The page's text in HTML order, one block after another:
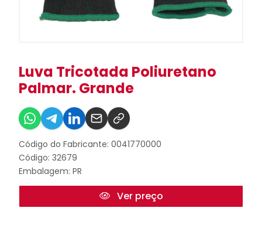
Luva Tricotada Poliuretano
Palmar. Grande
Código do Fabricante: 0041770000
Código: 32679
Embalagem: PR
Ver preço